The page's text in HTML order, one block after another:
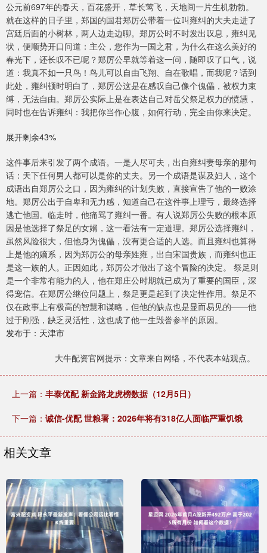
公元前697年的春天，百花盛开，草长莺飞，天地间一片生机勃勃。
就在这样的日子里，郑国的国君郑厉公带着一位叫雍纠的大夫走进了
宫廷后面的小树林，两人边走边聊。郑厉公时不时发出叹息，雍纠见
状，便顺势开口问道：主公，您作为一国之君，为什么在这么美好的
春光下，还长叹不已呢？郑厉公早就等着这一问，随即叹了口气，说
道：我真不如一只鸟！鸟儿可以自由飞翔、自在歌唱，而我呢？话到
此处，雍纠顿时明白了，郑厉公这是在感叹自己像个傀儡，被权力束
缚，无法自由。郑厉公实际上是在表达自己对岳父祭足权力的愤懑，
同时也在告诉雍纠：我把你当作心腹，如何行动，完全由你来决定。
展开剩余43%
这件事后来引发了两个成语。一是人尽可夫，出自雍纠妻母亲的那句
话：天下任何男人都可以是你的丈夫。另一个成语是谋及妇人，这个
成语出自郑厉公之口，因为雍纠的计划失败，直接宣告了他的一败涂
地。郑厉公出于自卑和无力感，知道自己在这件事上理亏，最终选择
逃亡他国。临走时，他痛骂了雍纠一番。有人说郑厉公失败的根本原
因是他选择了祭足的女婿，这一看法有一定道理。郑厉公选择雍纠，
虽然风险很大，但他身为傀儡，没有更合适的人选。而且雍纠也算得
上是他的嫡系，因为郑厉公的母亲姓雍，出自宋国贵族，而雍纠也正
是这一族的人。正因如此，郑厉公才做出了这个冒险的决定。 祭足则
是一个非常有能力的人，他在郑庄公时期就已成为了重要的国臣，深
得宠信。在郑厉公继位问题上，祭足更是起到了决定性作用。祭足不
仅在政事上有极高的智慧和谋略，但他的缺点也是显而易见的——他
过于刚强，缺乏灵活性，这也成了他一生毁誉参半的原因。
发布于：天津市
大牛配资官网提示：文章来自网络，不代表本站观点。
上一篇： 丰泰优配 新金路龙虎榜数据（12月5日）
下一篇： 诚信-优配 世粮署：2026年将有318亿人面临严重饥饿
相关文章